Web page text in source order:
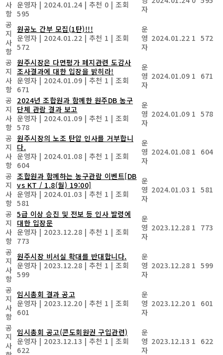
사
항
운영자 | 2024.01.24 | 추천 0 | 조회
595
자
공
지
사
항
원공노 간부 모집(1탄)!!!
운영자 | 2024.01.22 | 추천 1 | 조회
572
운
영
자
2024.01.22 1 572
공
지
사
항
원주시장은 다면평가 폐지관련 도감사
조사결과에 대한 입장을 밝히라!
운영자 | 2024.01.09 | 추천 1 | 조회
671
운
영
자
2024.01.09 1 671
공
지
사
항
2024년 조합원과 함께한 원주DB 농구
단체 관람 결과 보고
운영자 | 2024.01.09 | 추천 1 | 조회
578
운
영
자
2024.01.09 1 578
공
지
사
항
원주시장의 노조 탄압 인사를 거부합니
다.
운영자 | 2024.01.08 | 추천 1 | 조회
604
운
영
자
2024.01.08 1 604
공
지
사
항
조합원과 함께하는 농구관람 이벤트[DB
vs KT / 1.8(월) 19:00]
운영자 | 2024.01.03 | 추천 1 | 조회
581
운
영
자
2024.01.03 1 581
공
지
사
항
5급 이상 승진 및 전보 등 인사 발령에
대한 입장문
운영자 | 2023.12.28 | 추천 1 | 조회
773
운
영
자
2023.12.28 1 773
공
지
사
항
원주시장 비서실 확대를 반대합니다.
운영자 | 2023.12.28 | 추천 1 | 조회
599
운
영
자
2023.12.28 1 599
공
지
사
항
임시총회 결과 공고
운영자 | 2023.12.20 | 추천 1 | 조회
601
운
영
자
2023.12.20 1 601
공
지
사
임시총회 공고(콘도회원권 구입관련)
운영자 | 2023.12.13 | 추천 1 | 조회
622
운
영
자
2023.12.13 1 622